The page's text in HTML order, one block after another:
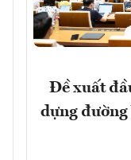
Đề xuất
dựng đường